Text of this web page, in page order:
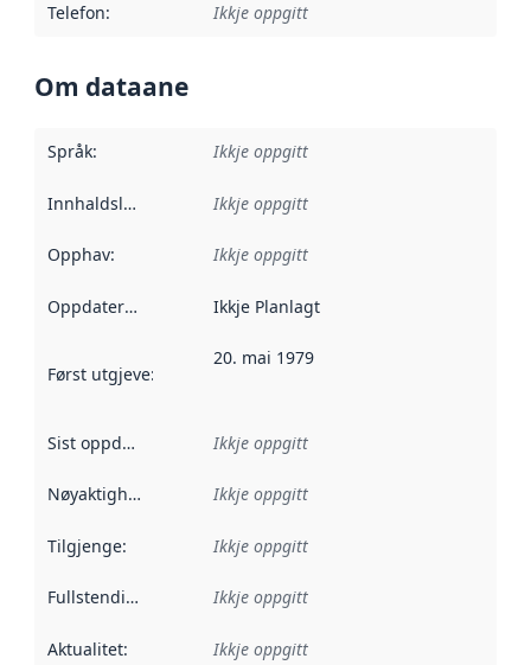
Telefon: Ikkje oppgitt
Om dataane
Språk: Ikkje oppgitt
Innhaldsleverandørar :
Ikkje oppgitt
Opphav: Ikkje oppgitt
Oppdateringsfrekvens :
Ikkje Planlagt
Først utgjeve:
20. mai 1979
Sist oppdatert Ikkje oppgitt
Nøyaktigheit Ikkje oppgitt
Tilgjenge: Ikkje oppgitt
Fullstendigheit Ikkje oppgitt
Aktualitet: Ikkje oppgitt